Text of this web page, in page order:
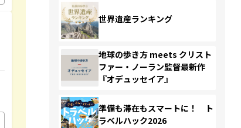
世界遺産ランキング
地球の歩き方 meets クリスト
ファー・ノーラン監督最新作
『オデュッセイア』
準備も滞在もスマートに！ ト
ラベルハック2026